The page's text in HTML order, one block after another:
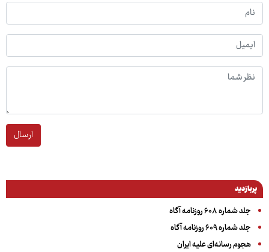
ارسال
پربازدید
جلد شماره ۶۰۸ روزنامه آگاه
جلد شماره ۶۰۹ روزنامه آگاه
هجوم رسانه‌ای علیه ایران